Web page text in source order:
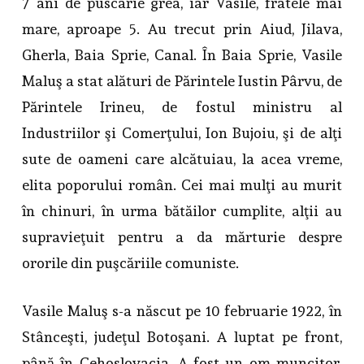
mare, aproape 5. Au trecut prin Aiud, Jilava,
Gherla, Baia Sprie, Canal. În Baia Sprie, Vasile
Maluş a stat alături de Părintele Iustin Pârvu, de
Părintele Irineu, de fostul ministru al
Industriilor şi Comerţului, Ion Bujoiu, şi de alţi
sute de oameni care alcătuiau, la acea vreme,
elita poporului român. Cei mai mulţi au murit
în chinuri, în urma bătăilor cumplite, alţii au
supravieţuit pentru a da mărturie despre
ororile din puşcăriile comuniste.
Vasile Maluş s-a născut pe 10 februarie 1922, în
Stânceşti, judeţul Botoşani. A luptat pe front,